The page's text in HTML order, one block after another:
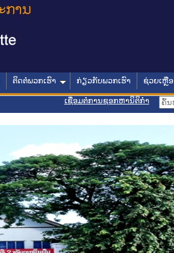
ຕິດຕໍ່ພວກເຮົາ ກ່ຽວກັບພວກເຮົາ ຊ່ວຍເຫຼືອ
ເຊື່ອມຕໍ່ການຊອກຫານິຕິກຳ